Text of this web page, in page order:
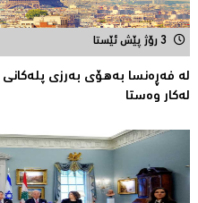
3 رۆژ پێش ئێستا
لە فەڕەنسا بەهۆی بەرزی
له‌كار وه‌ستا